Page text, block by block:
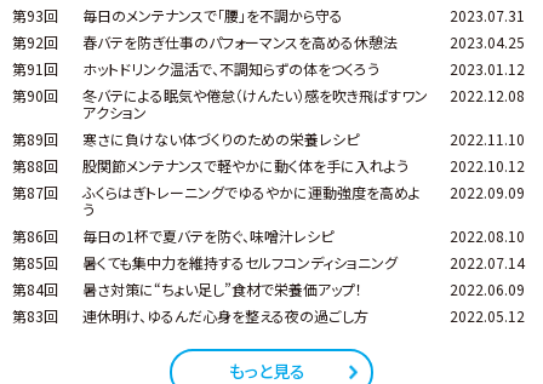
第93回
毎日のメンテナンスで「腰」を不調から守る
2023.07.31
第92回
春バテを防ぎ仕事のパフォーマンスを高める休憩法
2023.04.25
第91回
ホットドリンク温活で、不調知らずの体をつくろう
2023.01.12
第90回
冬バテによる眠気や倦怠（けんたい）感を吹き飛ばすワン
アクション
2022.12.08
第89回 寒さに負けない体づくりのための栄養レシピ
2022.11.10
第88回
股関節メンテナンスで軽やかに動く体を手に入れよう
2022.10.12
第87回
ふくらはぎトレーニングでゆるやかに運動強度を高めよ
う
2022.09.09
第86回 毎日の1杯で夏バテを防ぐ、味噌汁レシピ
2022.08.10
第85回
暑くても集中力を維持するセルフコンディショニング
2022.07.14
第84回
暑さ対策に“ちょい足し”食材で栄養価アップ！
2022.06.09
第83回
連休明け、ゆるんだ心身を整える夜の過ごし方 2022.05.12
もっと見る